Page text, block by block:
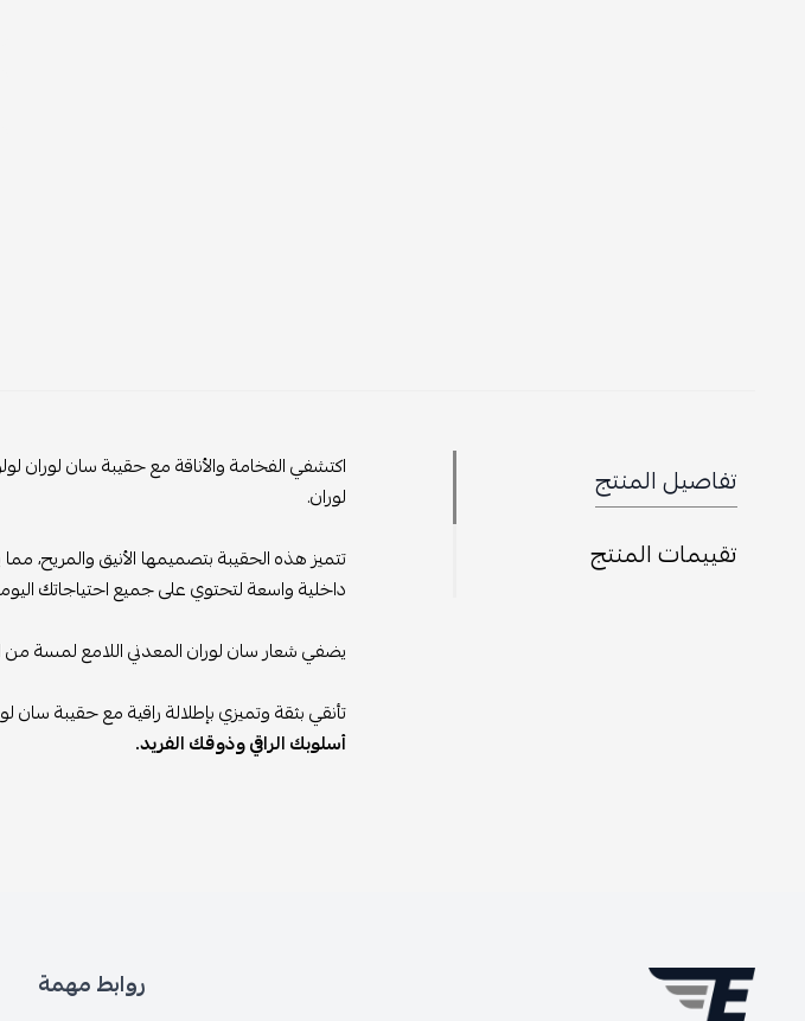
تفاصيل المنتج
تقييمات المنتج
اكتشفي الفخامة والأناقة مع حقيبة سان لوران
لوران.
تتميز هذه الحقيبة بتصميمها الأنيق والمريح،
داخلية واسعة لتحتوي على جميع احتياجاتك
يضفي شعار سان لوران المعدني اللامع لمسة من
تأنقي بثقة وتميزي بإطلالة راقية مع حقيبة سان
أسلوبك الراقي وذوقك الفريد.
روابط مهمة